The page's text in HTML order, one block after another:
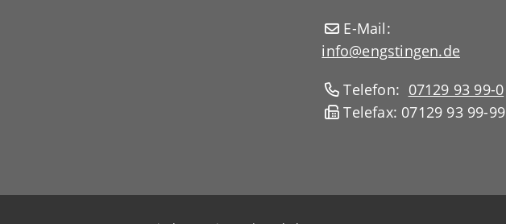
E-Mail:
info@engstingen.de
Telefon: 07129 93 99-0
Telefax: 07129 93 99-99